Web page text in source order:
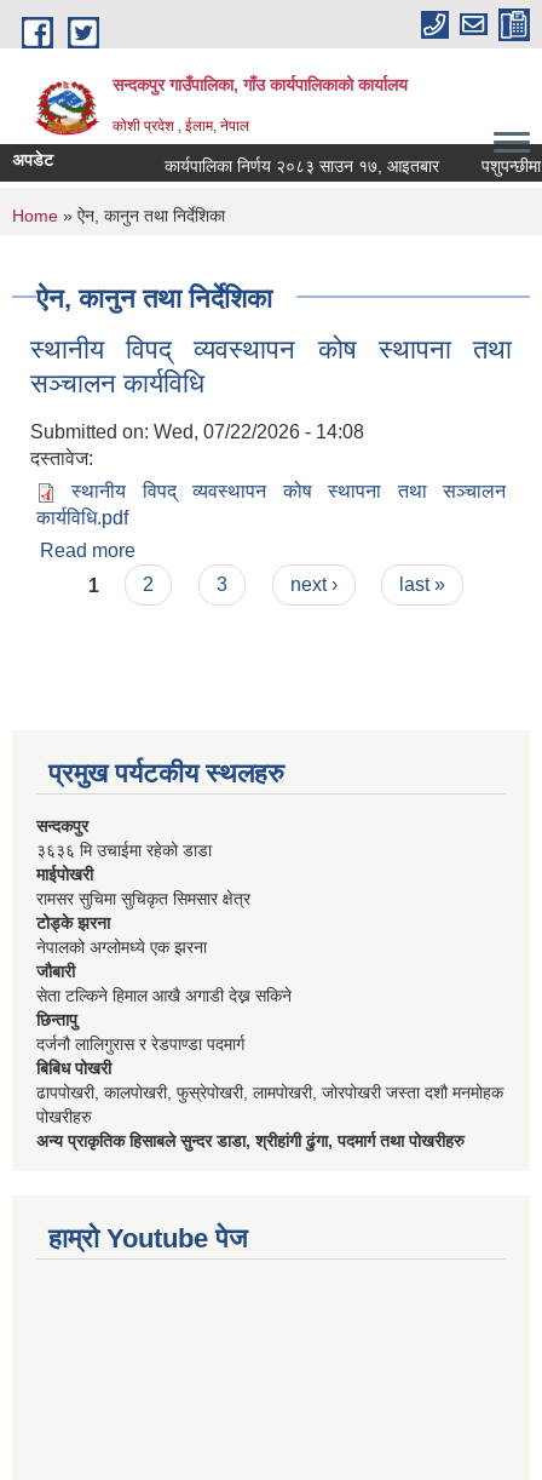
Skip to main content
सन्दकपुर गाउँपालिका, गाँउ कार्यपालिकाको कार्यालय
कोशी प्रदेश , ईलाम, नेपाल
अपडेट कार्यपालिका निर्णय २०८३ साउन १७, आइतबार पशुपन्छीमा
You are here
Home » ऐन, कानुन तथा निर्देशिका
ऐन, कानुन तथा निर्देशिका
स्थानीय विपद् व्यवस्थापन कोष स्थापना तथा
सञ्चालन कार्यविधि
Submitted on: Wed, 07/22/2026 - 14:08
दस्तावेज:
स्थानीय विपद् व्यवस्थापन कोष स्थापना तथा सञ्चालन
कार्यविधि.pdf
Read more
सञ्चालन कार्यविधि
Pages
1 2 3 next › last »
प्रमुख पर्यटकीय स्थलहरु
सन्दकपुर
३६३६ मि उचाईमा रहेको डाडा
माईपोखरी
रामसर सुचिमा सुचिकृत सिमसार क्षेत्र
टोड्के झरना
नेपालको अग्लोमध्ये एक झरना
जौबारी
सेता टल्किने हिमाल आखै अगाडी देख्न सकिने
छिन्तापु
दर्जनौ लालिगुरास र रेडपाण्डा पदमार्ग
बिबिध पोखरी
ढापपोखरी, कालपोखरी, फुस्रेपोखरी, लामपोखरी, जोरपोखरी जस्ता दशौ मनमोहक
पोखरीहरु
अन्य प्राकृतिक हिसाबले सुन्दर डाडा, श्रीहांगी ढुंगा, पदमार्ग तथा पोखरीहरु
हाम्रो Youtube पेज